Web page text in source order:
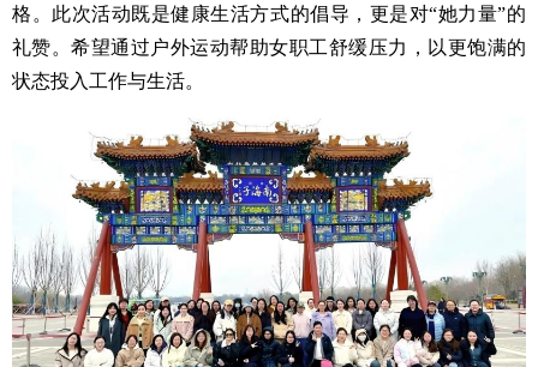
格。此次活动既是健康生活方式的倡导，更是对“她力量”的
礼赞。希望通过户外运动帮助女职工舒缓压力，以更饱满的
状态投入工作与生活。